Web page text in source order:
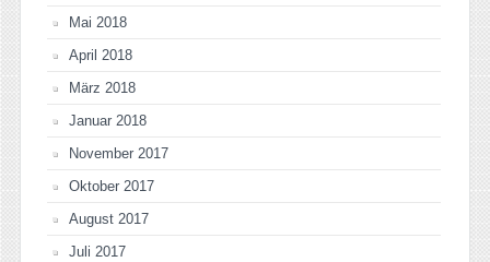
Mai 2018
April 2018
März 2018
Januar 2018
November 2017
Oktober 2017
August 2017
Juli 2017